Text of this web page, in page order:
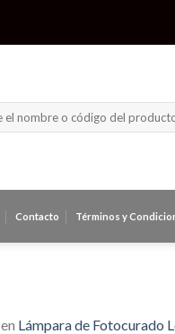
Contacto Términos y
en Lámpara de Fotocurado